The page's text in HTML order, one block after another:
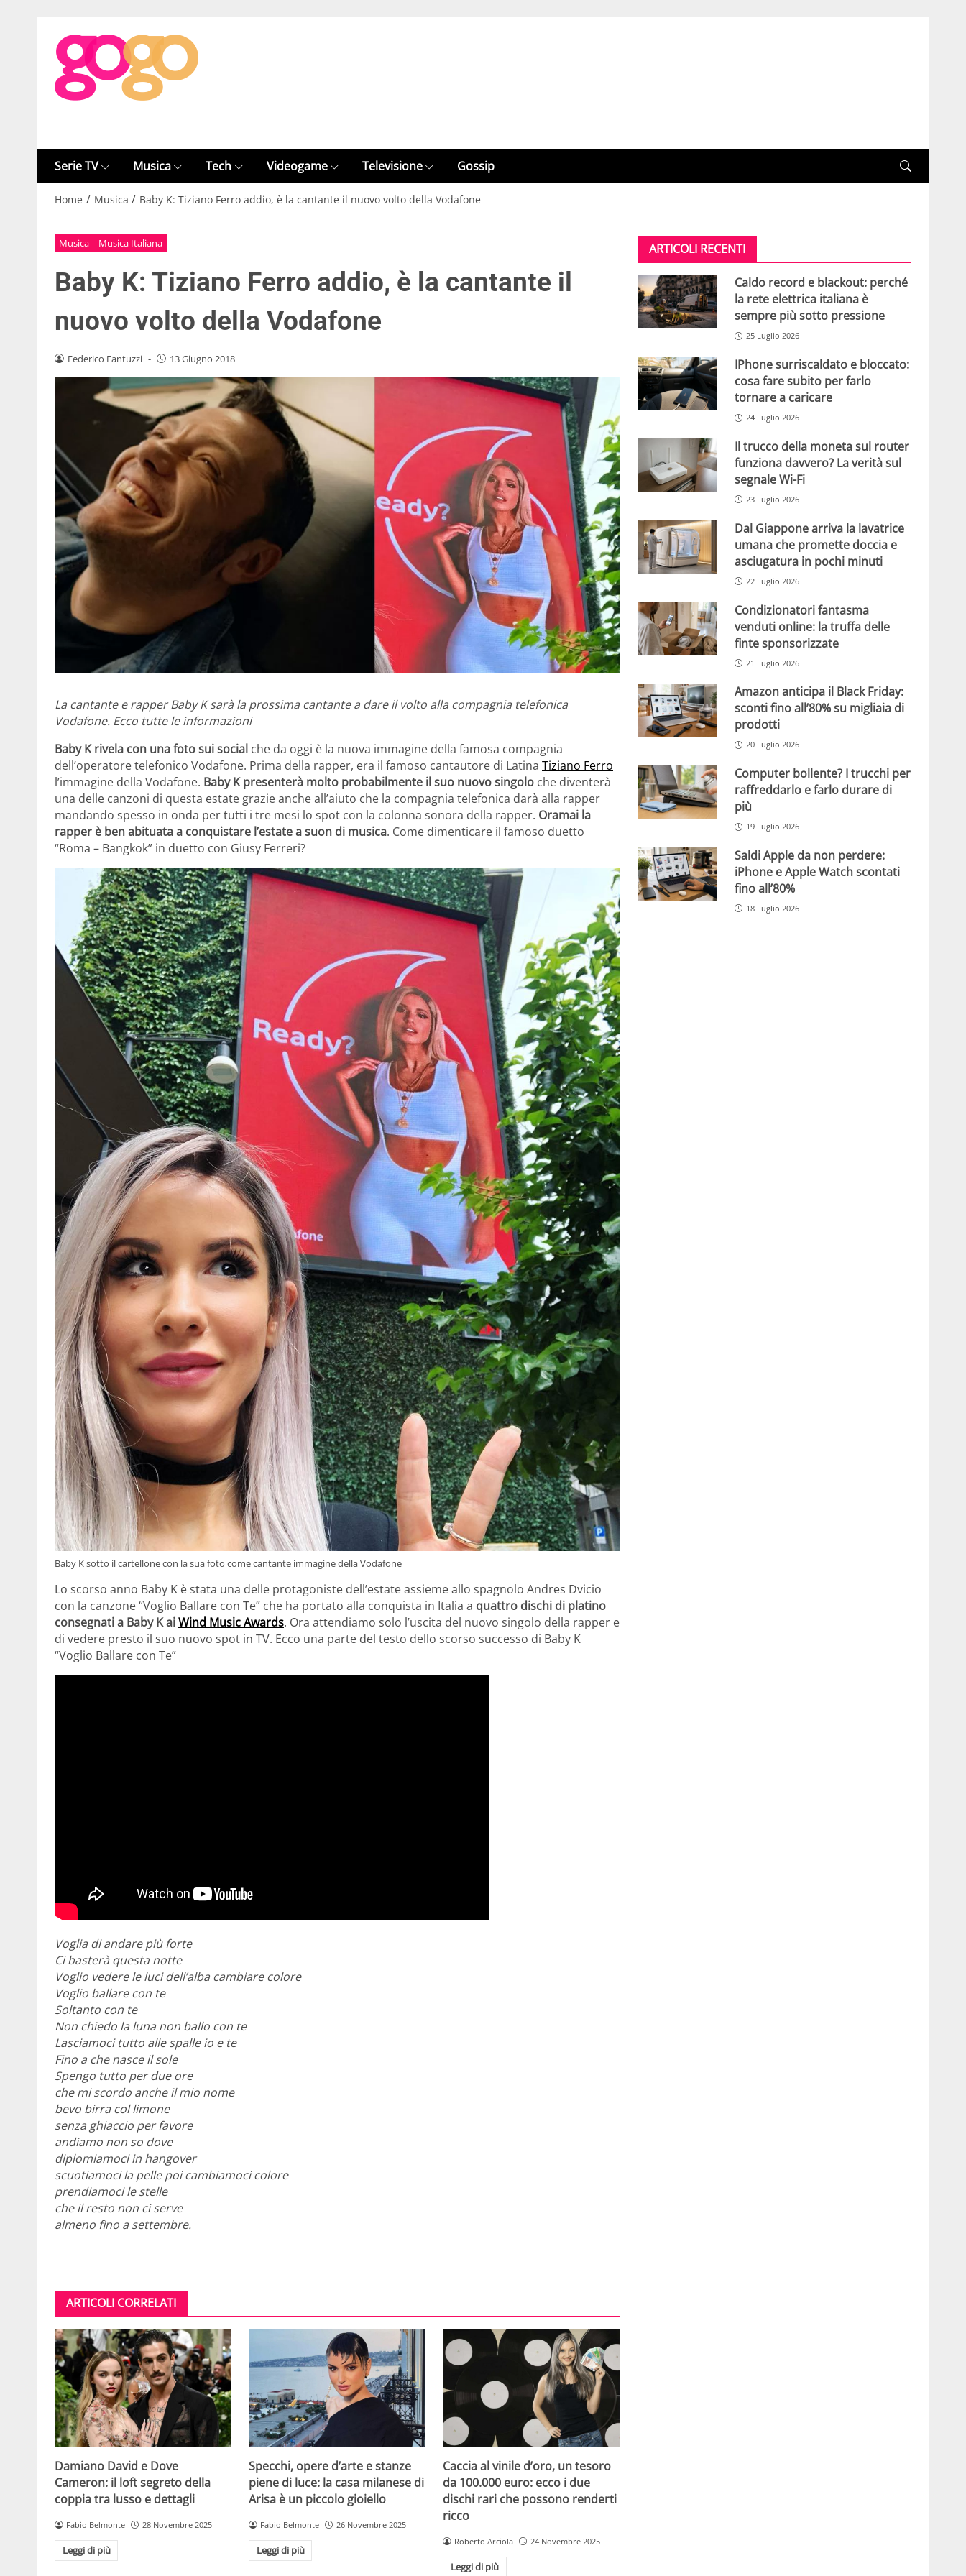
Serie TV Musica Tech Videogame Televisione Gossip
Home / Musica / Baby K: Tiziano Ferro addio, è la cantante il nuovo volto della Vodafone
Musica Musica Italiana
Baby K: Tiziano Ferro addio, è la cantante il
nuovo volto della Vodafone
Federico Fantuzzi - 13 Giugno 2018
La cantante e rapper Baby K sarà la prossima cantante a dare il volto alla compagnia telefonica
Vodafone. Ecco tutte le informazioni
Baby K rivela con una foto sui social che da oggi è la nuova immagine della famosa compagnia
dell’operatore telefonico Vodafone. Prima della rapper, era il famoso cantautore di Latina Tiziano Ferro
l’immagine della Vodafone. Baby K presenterà molto probabilmente il suo nuovo singolo che diventerà
una delle canzoni di questa estate grazie anche all’aiuto che la compagnia telefonica darà alla rapper
mandando spesso in onda per tutti i tre mesi lo spot con la colonna sonora della rapper. Oramai la
rapper è ben abituata a conquistare l’estate a suon di musica. Come dimenticare il famoso duetto
“Roma – Bangkok” in duetto con Giusy Ferreri?
Baby K sotto il cartellone con la sua foto come cantante immagine della Vodafone
Lo scorso anno Baby K è stata una delle protagoniste dell’estate assieme allo spagnolo Andres Dvicio
con la canzone “Voglio Ballare con Te” che ha portato alla conquista in Italia a quattro dischi di platino
consegnati a Baby K aiWind Music Awards. Ora attendiamo solo l’uscita del nuovo singolo della rapper e
di vedere presto il suo nuovo spot in TV. Ecco una parte del testo dello scorso successo di Baby K
“Voglio Ballare con Te”
Voglia di andare più forte
Ci basterà questa notte
Voglio vedere le luci dell’alba cambiare colore
Voglio ballare con te
Soltanto con te
Non chiedo la luna non ballo con te
Lasciamoci tutto alle spalle io e te
Fino a che nasce il sole
Spengo tutto per due ore
che mi scordo anche il mio nome
bevo birra col limone
senza ghiaccio per favore
andiamo non so dove
diplomiamoci in hangover
scuotiamoci la pelle poi cambiamoci colore
prendiamoci le stelle
che il resto non ci serve
almeno fino a settembre.
ARTICOLI CORRELATI
Damiano David e Dove
Cameron: il loft segreto della
coppia tra lusso e dettagli
Fabio Belmonte 28 Novembre 2025
Leggi di più
Specchi, opere d’arte e stanze
piene di luce: la casa milanese di
Arisa è un piccolo gioiello
Fabio Belmonte 26 Novembre 2025
Leggi di più
Caccia al vinile d’oro, un tesoro
da 100.000 euro: ecco i due
dischi rari che possono renderti
ricco
Roberto Arciola 24 Novembre 2025
Leggi di più
ARTICOLI RECENTI
Caldo record e blackout: perché
la rete elettrica italiana è
sempre più sotto pressione
25 Luglio 2026
IPhone surriscaldato e bloccato:
cosa fare subito per farlo
tornare a caricare
24 Luglio 2026
Il trucco della moneta sul router
funziona davvero? La verità sul
segnale Wi-Fi
23 Luglio 2026
Dal Giappone arriva la lavatrice
umana che promette doccia e
asciugatura in pochi minuti
22 Luglio 2026
Condizionatori fantasma
venduti online: la truffa delle
finte sponsorizzate
21 Luglio 2026
Amazon anticipa il Black Friday:
sconti fino all’80% su migliaia di
prodotti
20 Luglio 2026
Computer bollente? I trucchi per
raffreddarlo e farlo durare di
più
19 Luglio 2026
Saldi Apple da non perdere:
iPhone e Apple Watch scontati
fino all’80%
18 Luglio 2026